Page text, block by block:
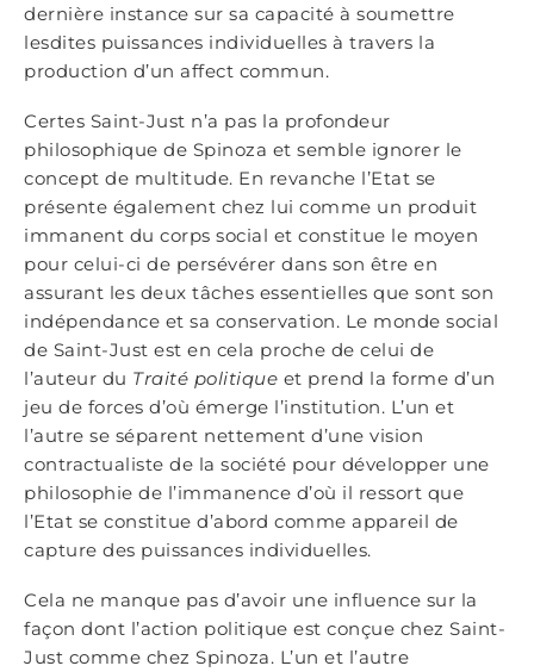
dernière instance sur sa capacité à soumettre
lesdites puissances individuelles à travers la
production d’un affect commun.
Certes Saint-Just n’a pas la profondeur
philosophique de Spinoza et semble ignorer le
concept de multitude. En revanche l’Etat se
présente également chez lui comme un produit
immanent du corps social et constitue le moyen
pour celui-ci de persévérer dans son être en
assurant les deux tâches essentielles que sont son
indépendance et sa conservation. Le monde social
de Saint-Just est en cela proche de celui de
l’auteur du Traité politique et prend la forme d’un
jeu de forces d’où émerge l’institution. L’un et
l’autre se séparent nettement d’une vision
contractualiste de la société pour développer une
philosophie de l’immanence d’où il ressort que
l’Etat se constitue d’abord comme appareil de
capture des puissances individuelles.
Cela ne manque pas d’avoir une influence sur la
façon dont l’action politique est conçue chez Saint-
Just comme chez Spinoza. L’un et l’autre